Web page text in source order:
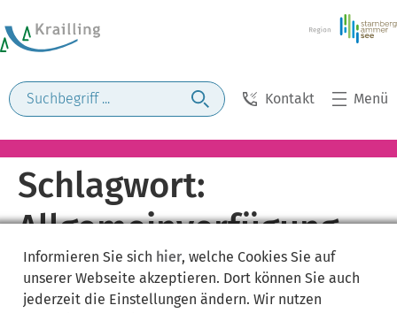
Kontakt Menü
Schlagwort:
Allgemeinverfügung
Informieren Sie sich hier, welche Cookies Sie auf
unserer Webseite akzeptieren. Dort können Sie auch
jederzeit die Einstellungen ändern. Wir nutzen